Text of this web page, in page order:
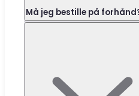
Må jeg bestille på